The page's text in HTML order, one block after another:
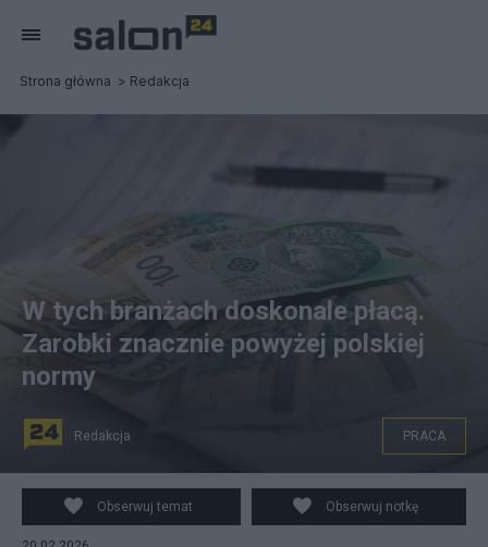
Strona główna Redakcja
W tych branżach doskonale płacą.
Zarobki znacznie powyżej polskiej
normy
Redakcja PRACA
Obserwuj temat Obserwuj notkę